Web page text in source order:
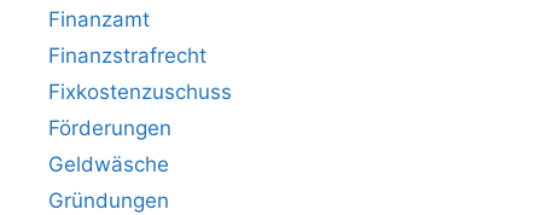
Finanzamt
Finanzstrafrecht
Fixkostenzuschuss
Förderungen
Geldwäsche
Gründungen